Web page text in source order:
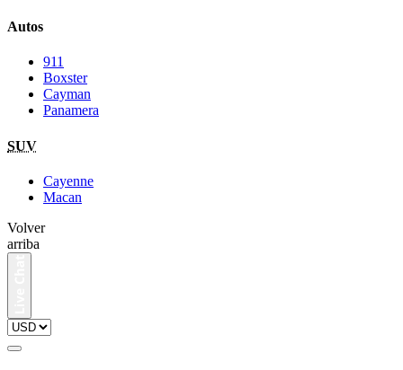
Autos
911
Boxster
Cayman
Panamera
SUV
Cayenne
Macan
Volver
arriba